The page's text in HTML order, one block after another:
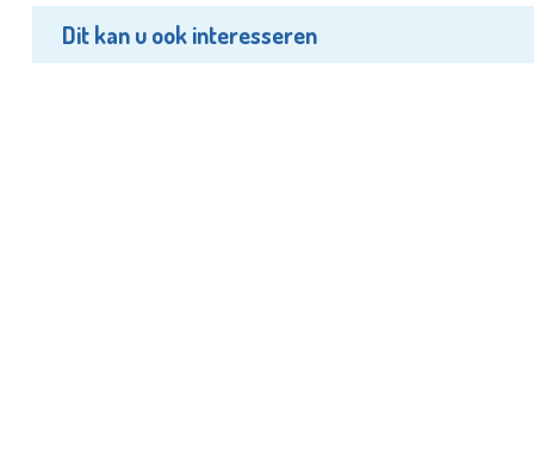
Dit kan u ook interesseren